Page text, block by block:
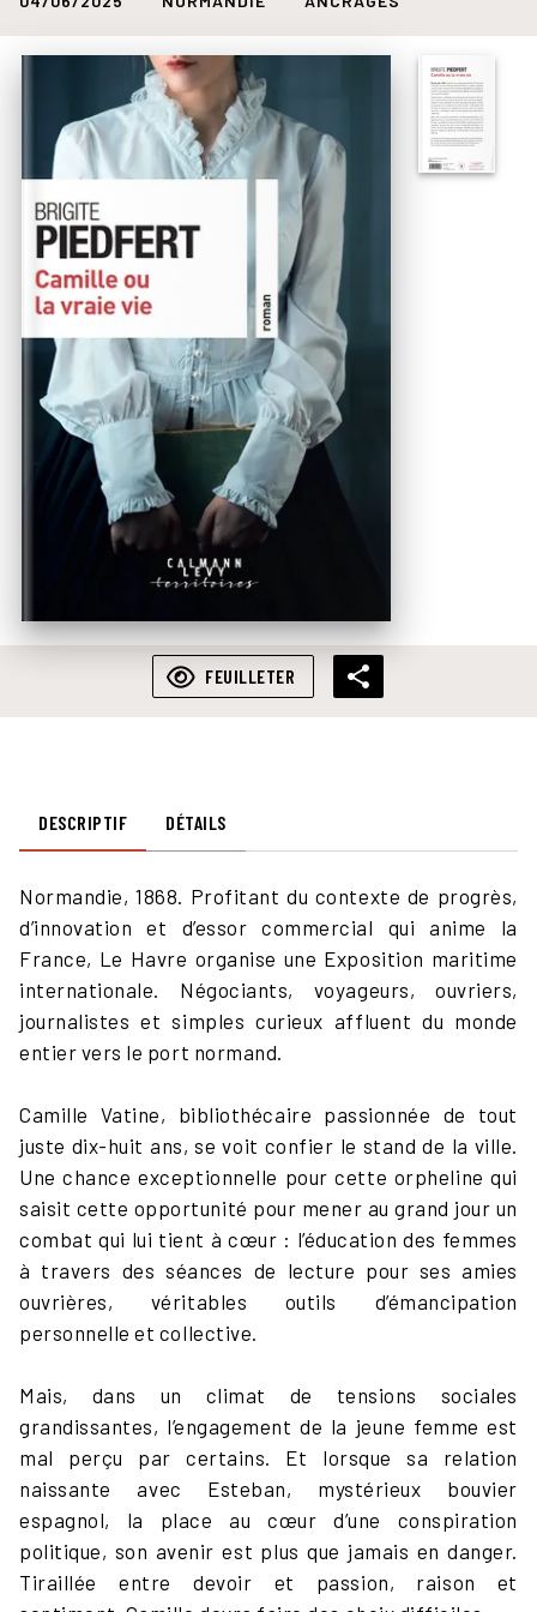
FEUILLETER
DESCRIPTIF DÉTAILS
Normandie, 1868. Profitant du contexte de progrès,
d’innovation et d’essor commercial qui anime la
France, Le Havre organise une Exposition maritime
internationale. Négociants, voyageurs, ouvriers,
journalistes et simples curieux affluent du monde
entier vers le port normand.
Camille Vatine, bibliothécaire passionnée de tout
juste dix-huit ans, se voit confier le stand de la ville.
Une chance exceptionnelle pour cette orpheline qui
saisit cette opportunité pour mener au grand jour un
combat qui lui tient à cœur : l’éducation des femmes
à travers des séances de lecture pour ses amies
ouvrières, véritables outils d’émancipation
personnelle et collective.
Mais, dans un climat de tensions sociales
grandissantes, l’engagement de la jeune femme est
mal perçu par certains. Et lorsque sa relation
naissante avec Esteban, mystérieux bouvier
espagnol, la place au cœur d’une conspiration
politique, son avenir est plus que jamais en danger.
Tiraillée entre devoir et passion, raison et